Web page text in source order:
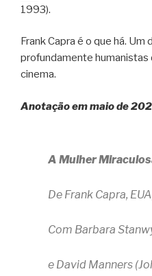
1993).
Frank Capra é o que há.
profundamente
cinema.
Anotação em maio de
A Mulher
De Frank Capra,
Com Barbara
e David Manners